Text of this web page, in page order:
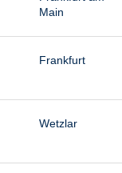
Main
Frankfurt
Wetzlar